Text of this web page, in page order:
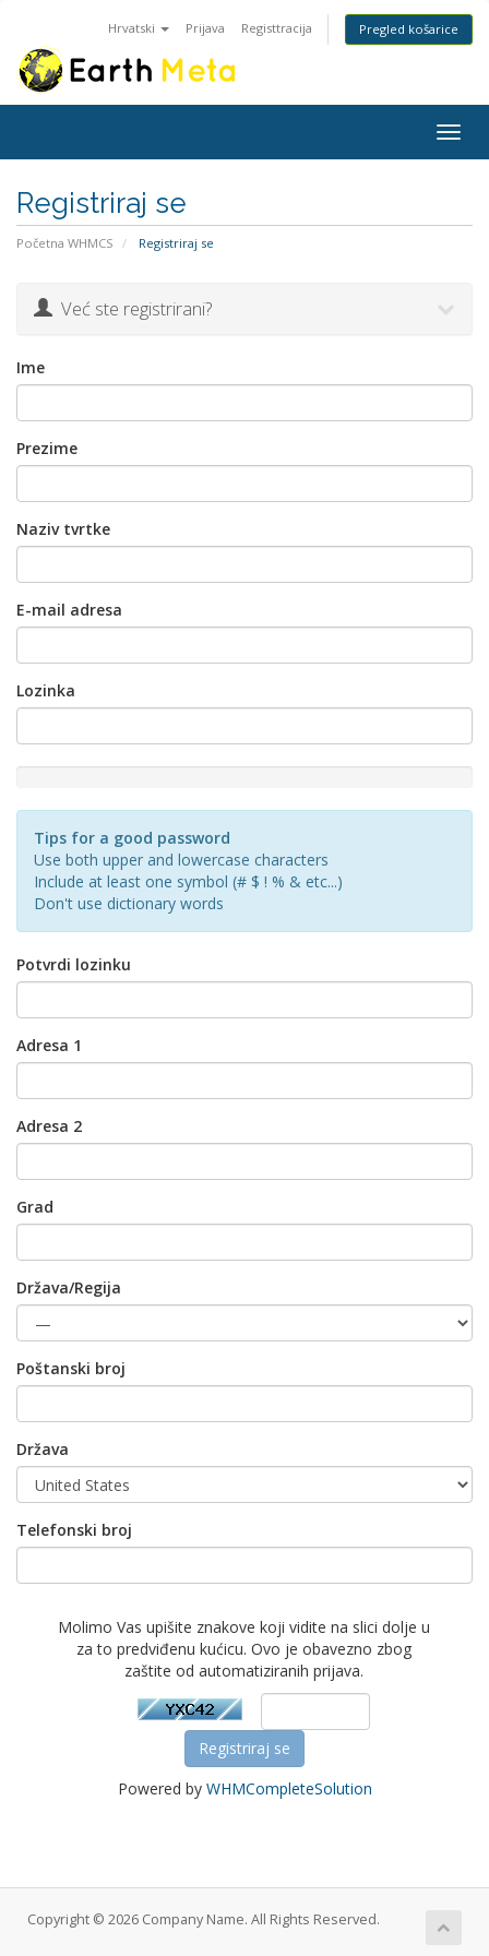
Hrvatski Prijava Registtracija Pregled košarice
Registriraj se
Početna WHMCS Registriraj se
Već ste registrirani?
Ime
Prezime
Naziv tvrtke
E-mail adresa
Lozinka
Rating:
Tips for a good password
Use both upper and lowercase characters
Include at least one symbol (# $ ! % & etc...)
Don't use dictionary words
Potvrdi lozinku
Adresa 1
Adresa 2
Grad
Država/Regija
Poštanski broj
Država
Telefonski broj
Molimo Vas upišite znakove koji vidite na slici dolje u
za to predviđenu kućicu. Ovo je obavezno zbog
zaštite od automatiziranih prijava.
Powered by WHMCompleteSolution
Copyright © 2026 Company Name. All Rights Reserved.